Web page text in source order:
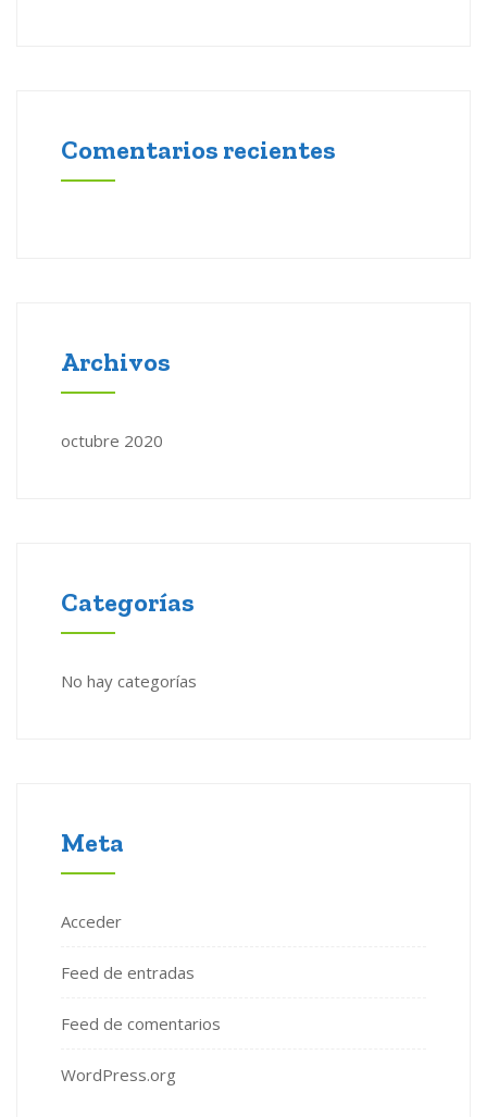
Comentarios recientes
Archivos
octubre 2020
Categorías
No hay categorías
Meta
Acceder
Feed de entradas
Feed de comentarios
WordPress.org